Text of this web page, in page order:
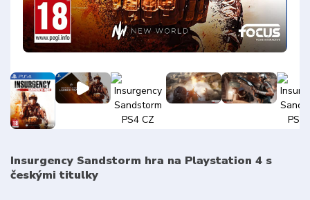
Insurgency Sandstorm hra na Playstation 4 s
českými titulky